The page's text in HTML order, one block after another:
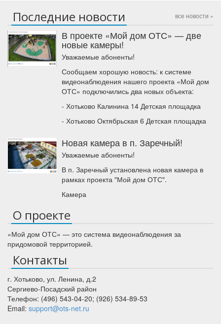
все новости »
Последние новости
В проекте «Мой дом ОТС» — две
новые камеры!
Уважаемые абоненты!
Сообщаем хорошую новость: к системе
видеонаблюдения нашего проекта «Мой дом
ОТС» подключились два новых объекта:
- Хотьково Калинина 14 Детская площадка
- Хотьково Октябрьская 6 Детская площадка
Новая камера в п. Заречный!
Уважаемые абоненты!
В п. Заречный установлена новая камера в
рамках проекта "Мой дом ОТС".
Камера
О проекте
«Мой дом ОТС» — это система видеонаблюдения за
придомовой территорией.
Контакты
г. Хотьково, ул. Ленина, д.2
Сергиево-Посадский район
Телефон: (496) 543-04-20; (926) 534-89-53
Email: support@ots-net.ru